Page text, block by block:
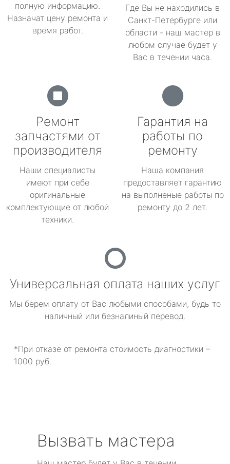
полную информацию.
Назначат цену ремонта и
время работ.
Где Вы не находились в
Санкт-Петербурге или
области - наш мастер в
любом случае будет у
Вас в течении часа.
Ремонт
запчастями от
производителя
Наши специалисты
имеют при себе
оригинальные
комплектующие от любой
техники.
Гарантия на
работы по
ремонту
Наша компания
предоставляет гарантию
на выполненые работы по
ремонту до 2 лет.
Универсальная оплата наших услуг
Мы берем оплату от Вас любыми способами, будь то
наличный или безналиный перевод.
*При отказе от ремонта стоимость диагностики –
1000 руб.
Вызвать мастера